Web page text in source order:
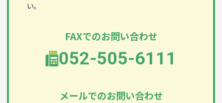
い。
FAXでのお問い合わせ
052-505-6111
メールでのお問い合わせ